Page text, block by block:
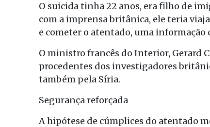
O suicida tinha 22 anos, era filho de
com a imprensa britânica, ele teria
e cometer o atentado, uma
O ministro francês do Interior, Gerard
procedentes dos investigadores
também pela Síria.
Segurança reforçada
A hipótese de cúmplices do atentado